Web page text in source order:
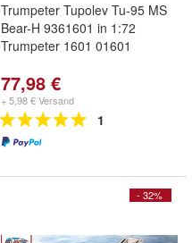
Trumpeter Tupolev Tu-95 MS
Bear-H 9361601 in 1:72
Trumpeter 1601 01601
77,98 €
+ 5,98 € Versand
1
- 32%